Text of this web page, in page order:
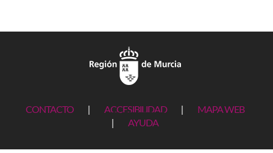
CONTACTO ACCESIBILIDAD
MAPA WEB
AYUDA